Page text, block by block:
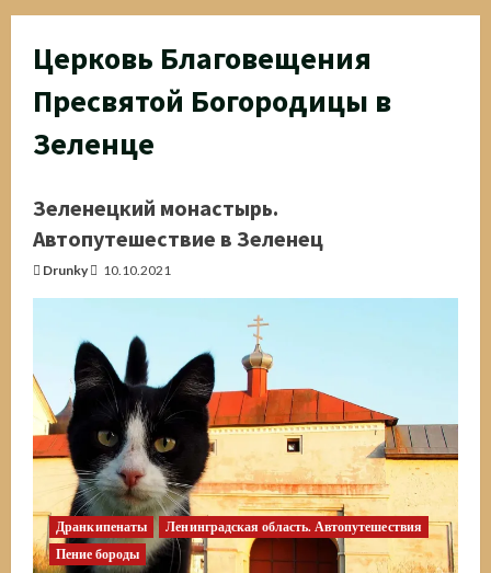
Церковь Благовещения
Пресвятой Богородицы в
Зеленце
Зеленецкий монастырь.
Автопутешествие в Зеленец
Drunky 10.10.2021
Дранкипенаты
Ленинградская область. Автопутешествия
Пение бороды